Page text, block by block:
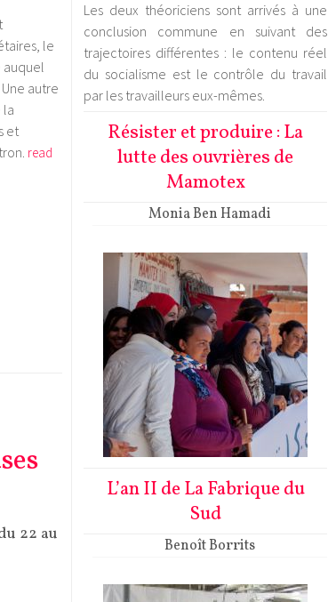
le
auquel
autre
la
et
read
22 au
Les deux théoriciens sont arrivés à une
conclusion commune en suivant des
trajectoires différentes : le contenu réel
du socialisme est le contrôle du travail
par les travailleurs eux-mêmes.
Résister et produire : La
lutte des ouvrières de
Mamotex
Monia Ben Hamadi
L’an II de La Fabrique du
Sud
Benoît Borrits